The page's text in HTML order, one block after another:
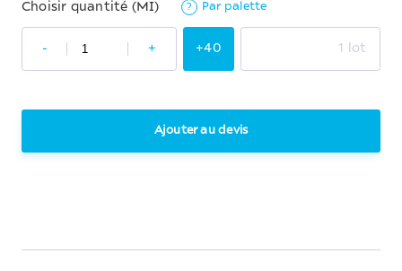
Choisir quantité (MI) ? Par palette
- + +40 1 lot
Ajouter au devis